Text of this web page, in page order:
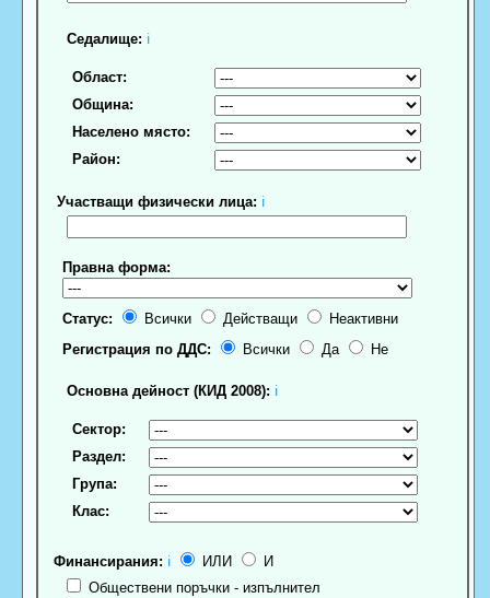
Седалище: ℹ
Област:
Община:
Населено място:
Район:
Участващи физически лица: ℹ
Правна форма:
Статус: Всички Действащи
Неактивни
Регистрация по ДДС:
Всички Да Не
Основна дейност (КИД 2008): ℹ
Сектор:
Раздел:
Група:
Клас:
Финансирания: ℹ ИЛИ
И
Обществени поръчки - изпълнител